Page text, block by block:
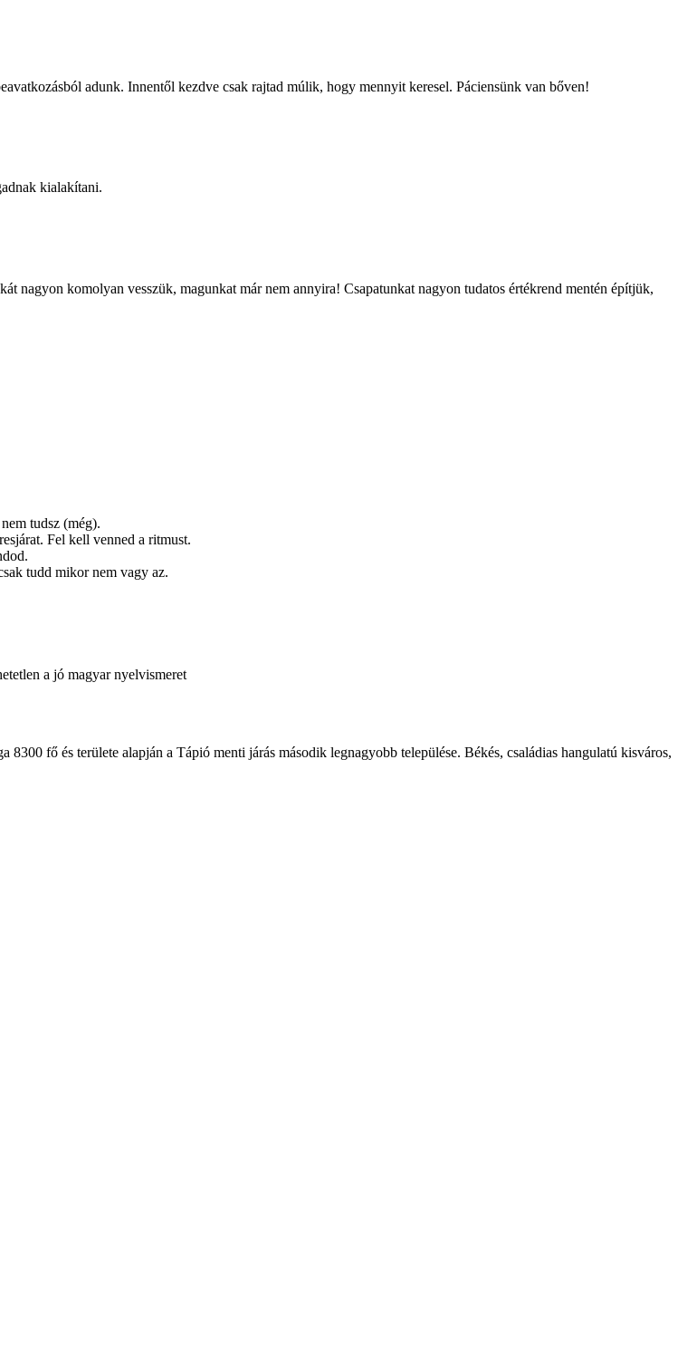
adunk. Innentől kezdve csak rajtad múlik, hogy mennyit keresel. Páciensünk van bőven!
kialakítani.
nagyon komolyan vesszük, magunkat már nem annyira! Csapatunkat nagyon tudatos értékrend mentén építjük,
tudsz (még).
Fel kell venned a ritmust.
tudd mikor nem vagy az.
a jó magyar nyelvismeret
fő és területe alapján a Tápió menti járás második legnagyobb települése. Békés, családias hangulatú kisváros,